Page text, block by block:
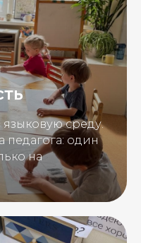
среду.
педагога: один
на